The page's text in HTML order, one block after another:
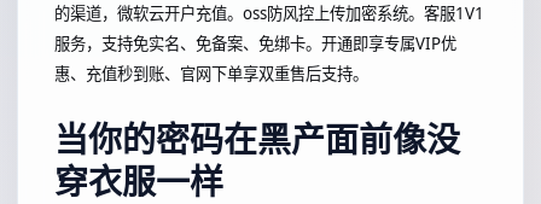
的渠道，微软云开户充值。oss防风控上传加密系统。客服1V1
服务，支持免实名、免备案、免绑卡。开通即享专属VIP优
惠、充值秒到账、官网下单享双重售后支持。
当你的密码在黑产面前像没
穿衣服一样